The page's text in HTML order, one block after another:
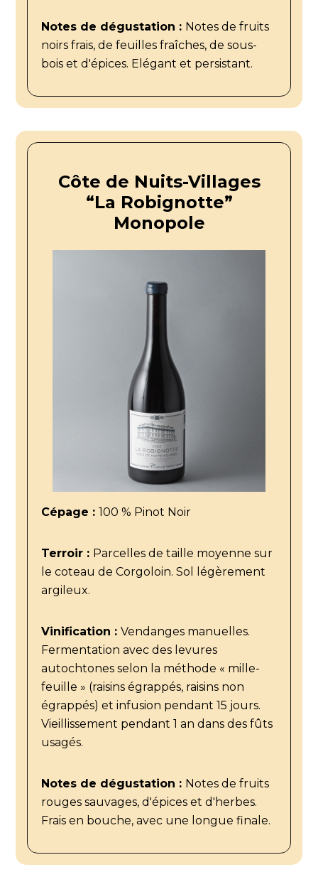
Notes de dégustation : Notes de fruits
noirs frais, de feuilles fraîches, de sous-
bois et d'épices. Elégant et persistant.
Côte de Nuits-Villages
“La Robignotte”
Monopole
Cépage : 100 % Pinot Noir
Terroir : Parcelles de taille moyenne sur
le coteau de Corgoloin. Sol légèrement
argileux.
Vinification : Vendanges manuelles.
Fermentation avec des levures
autochtones selon la méthode « mille-
feuille » (raisins égrappés, raisins non
égrappés) et infusion pendant 15 jours.
Vieillissement pendant 1 an dans des fûts
usagés.
Notes de dégustation : Notes de fruits
rouges sauvages, d'épices et d'herbes.
Frais en bouche, avec une longue finale.